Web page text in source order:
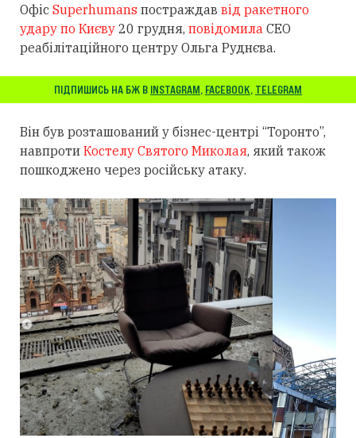
Офіс Superhumans постраждав від ракетного
удару по Києву 20 грудня, повідомила CEO
реабілітаційного центру Ольга Руднєва.
ПІДПИШИСЬ НА БЖ В INSTAGRAM, FACEBOOK, TELEGRAM
Він був розташований у бізнес-центрі “Торонто”,
навпроти Костелу Святого Миколая, який також
пошкоджено через російську атаку.